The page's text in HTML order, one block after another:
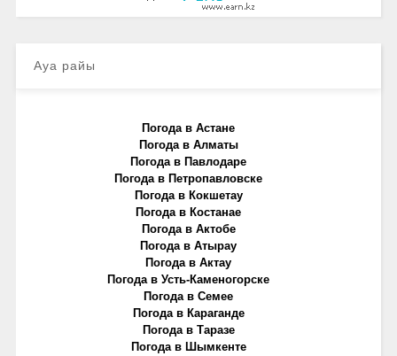
Ауа райы
Погода в Астане
Погода в Алматы
Погода в Павлодаре
Погода в Петропавловске
Погода в Кокшетау
Погода в Костанае
Погода в Актобе
Погода в Атырау
Погода в Актау
Погода в Усть-Каменогорске
Погода в Семее
Погода в Караганде
Погода в Таразе
Погода в Шымкенте